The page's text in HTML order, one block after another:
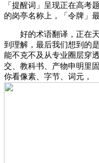
「提醒词」呈现正在高考
的岗亭名称上，「令牌」最
好的术语翻译，正在天
到理解，最后我们想到的
能不克不及从专业圈层穿
交、教科书、产物申明里
你看像素、字节、词元，